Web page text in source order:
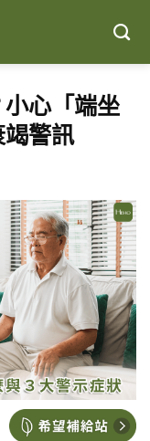
心「端坐
警訊